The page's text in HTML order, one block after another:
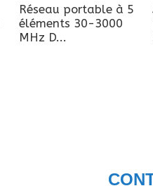
Réseau portable à 5
éléments 30-3000
MHz D...